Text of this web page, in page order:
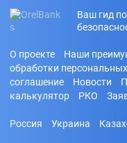
Ваш гид
О проекте Наши
обработки
соглашение
Новости
калькулятор
РКО
Россия Украина